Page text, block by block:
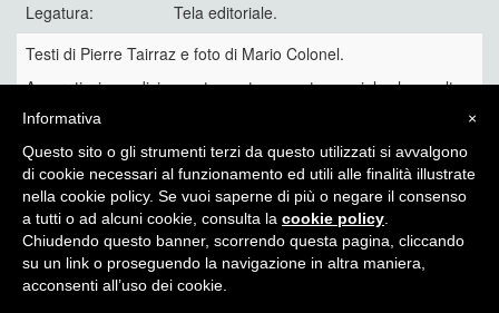
Legatura:
Tela editoriale.
Testi di Pierre Tairraz e foto di Mario Colonel.
Accuratissima edizione, stampata su carta speciale che esalta
l’eccezionale qualità fotografica.
40 €
Itinera Alpina - di Angelo Recalcati - p.za Baiamonti, 3 - 20154 -
MI - Tel: 02.33604325 - itineraalpina@fastwebnet.it |Privacy
policy
×
Informativa
Questo sito o gli strumenti terzi da questo utilizzati si avvalgono
di cookie necessari al funzionamento ed utili alle finalità illustrate
nella cookie policy. Se vuoi saperne di più o negare il consenso
a tutti o ad alcuni cookie, consulta la cookie policy
Chiudendo questo banner, scorrendo questa pagina, cliccando
su un link o proseguendo la navigazione in altra maniera,
acconsenti all’uso dei cookie.